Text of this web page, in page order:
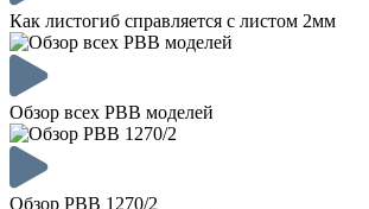
Как листогиб справляется с листом 2мм
Обзор всех PBB моделей
Обзор PBB 1270/2